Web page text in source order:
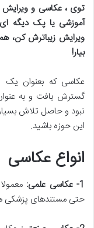
توی ، عکاسی و
آموزشی یا پک دیگه
ویرایش زیباترش کن،
بیار!
عکاسی که بعنوان
گسترش یافت و به
نبود و حاصل تلاش
این حوزه باشید.
انواع عکاسی
1- عکاسی علمی:
حتی مستندهای پزشکی